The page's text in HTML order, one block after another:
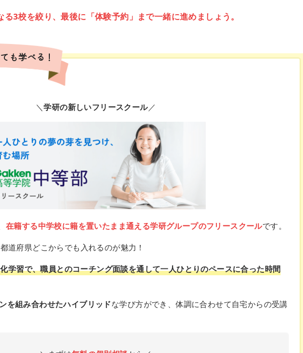
る3校を絞り、最後に「体験予約」まで一緒に進めましょう。
も学べる！
＼学研の新しいフリースクール／
在籍する中学校に籍を置いたまま通える学研グループのフリースクールです。
道府県どこからでも入れるのが魅力！
学習で、職員とのコーチング面談を通して一人ひとりのペースに合った時間
を組み合わせたハイブリッドな学び方ができ、体調に合わせて自宅からの受講